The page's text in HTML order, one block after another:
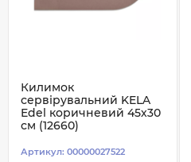
Килимок
сервірувальний KELA
Edel коричневий 45х30
см (12660)
Артикул: 00000027522